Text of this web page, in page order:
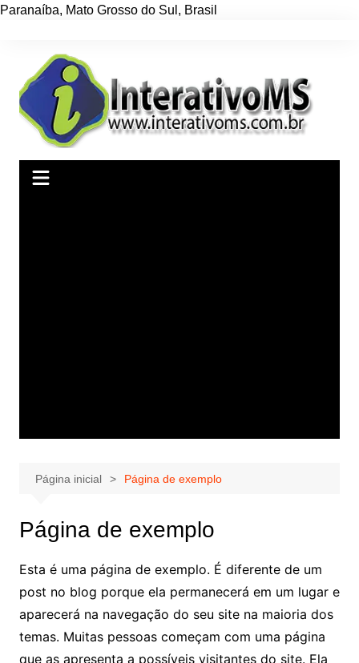
Paranaíba, Mato Grosso do Sul , Brasil
conteúdo
Página inicial Página de exemplo
Página de exemplo
Esta é uma página de exemplo. É diferente de um
post no blog porque ela permanecerá em um lugar e
aparecerá na navegação do seu site na maioria dos
temas. Muitas pessoas começam com uma página
que as apresenta a possíveis visitantes do site. Ela